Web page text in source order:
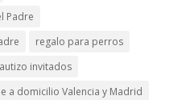
Padre
regalo para perros
invitados
a domicilio Valencia y Madrid